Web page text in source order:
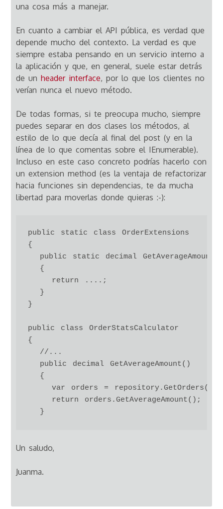
una cosa más a manejar.
En cuanto a cambiar el API pública, es verdad que
depende mucho del contexto. La verdad es que
siempre estaba pensando en un servicio interno a
la aplicación y que, en general, suele estar detrás
de unheader interface, por lo que los clientes no
verían nunca el nuevo método.
De todas formas, si te preocupa mucho, siempre
puedes separar en dos clases los métodos, al
estilo de lo que decía al final del post (y en la
línea de lo que comentas sobre el IEnumerable).
Incluso en este caso concreto podrías hacerlo con
un extension method (es la ventaja de refactorizar
hacia funciones sin dependencias, te da mucha
libertad para moverlas donde quieras :-):
public static class OrderExtensions
{
public static decimal
  {
    return ....;
  }
}
public class OrderStatsCalculator
{
  //...
  public decimal GetAverageAmount()
  {
    var orders = repository.GetOrders();
    return orders.GetAverageAmount();
Un saludo,
Juanma.